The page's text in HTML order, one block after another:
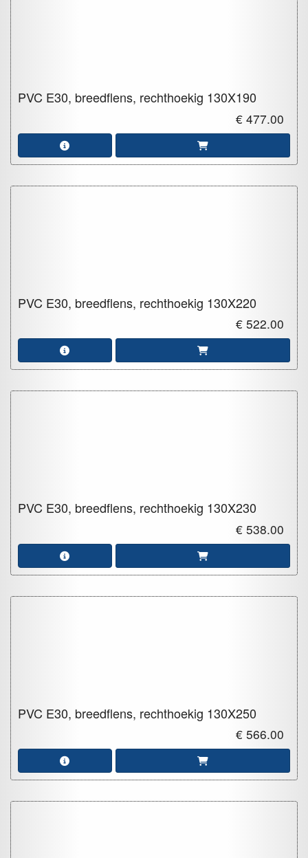
PVC E30, breedflens, rechthoekig 130X190
€ 477.00
PVC E30, breedflens, rechthoekig 130X220
€ 522.00
PVC E30, breedflens, rechthoekig 130X230
€ 538.00
PVC E30, breedflens, rechthoekig 130X250
€ 566.00